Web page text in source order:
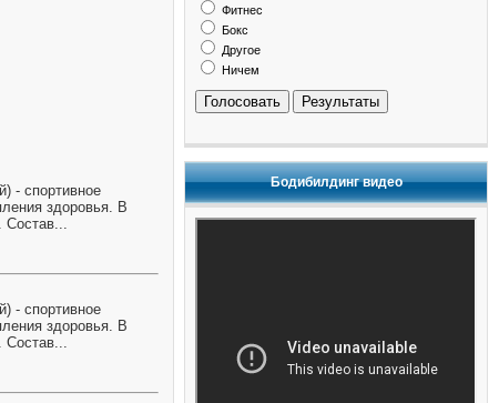
- спортивное
здоровья. В
Состав...
- спортивное
здоровья. В
Состав...
Фитнес
Бокс
Другое
Ничем
Голосовать Результаты
Бодибилдинг видео